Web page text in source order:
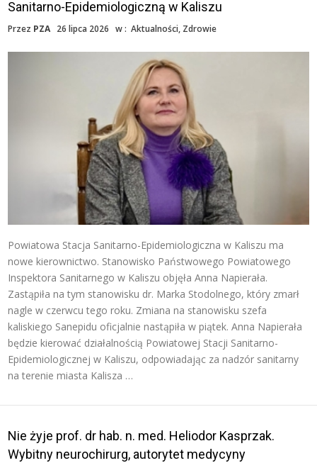
Sanitarno-Epidemiologiczną w Kaliszu
Przez PZA 26 lipca 2026 w :Aktualności, Zdrowie
Powiatowa Stacja Sanitarno-Epidemiologiczna w Kaliszu ma
nowe kierownictwo. Stanowisko Państwowego Powiatowego
Inspektora Sanitarnego w Kaliszu objęła Anna Napierała.
Zastąpiła na tym stanowisku dr. Marka Stodolnego, który zmarł
nagle w czerwcu tego roku. Zmiana na stanowisku szefa
kaliskiego Sanepidu oficjalnie nastąpiła w piątek. Anna Napierała
będzie kierować działalnością Powiatowej Stacji Sanitarno-
Epidemiologicznej w Kaliszu, odpowiadając za nadzór sanitarny
na terenie miasta Kalisza …
Nie żyje prof. dr hab. n. med. Heliodor Kasprzak.
Wybitny neurochirurg, autorytet medycyny